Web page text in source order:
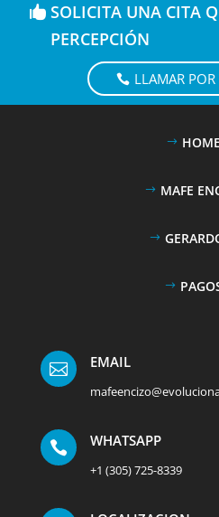
SOLICITA UNA CITA
PERCEPCIÓN
LLAMAR
HOME
MAFE
 EMAIL
 WHATSAPP
+1 (305) 725-8339